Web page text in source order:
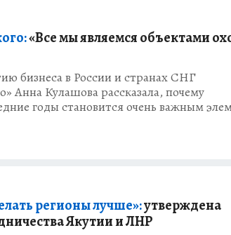
«Все мы являемся объектами
бизнеса в России и странах СНГ
Анна Кулашова рассказала, почему
годы становится очень важным
регионы лучше»:утверждена
Якутии и ЛНР